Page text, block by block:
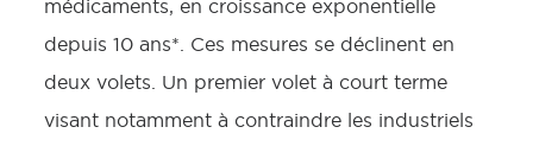
médicaments, en croissance exponentielle
depuis 10 ans*. Ces mesures se déclinent en
deux volets. Un premier volet à court terme
visant notamment à contraindre les industriels